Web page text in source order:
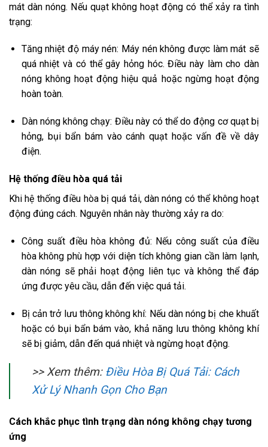
mát dàn nóng. Nếu quạt không hoạt động có thể xảy ra tình
trạng:
Tăng nhiệt độ máy nén: Máy nén không được làm mát sẽ
quá nhiệt và có thể gây hỏng hóc. Điều này làm cho dàn
nóng không hoạt động hiệu quả hoặc ngừng hoạt động
hoàn toàn.
Dàn nóng không chạy: Điều này có thể do động cơ quạt bị
hỏng, bụi bẩn bám vào cánh quạt hoặc vấn đề về dây
điện.
Hệ thống điều hòa quá tải
Khi hệ thống điều hòa bị quá tải, dàn nóng có thể không hoạt
động đúng cách. Nguyên nhân này thường xảy ra do:
Công suất điều hòa không đủ: Nếu công suất của điều
hòa không phù hợp với diện tích không gian cần làm lạnh,
dàn nóng sẽ phải hoạt động liên tục và không thể đáp
ứng được yêu cầu, dẫn đến việc quá tải.
Bị cản trở lưu thông không khí: Nếu dàn nóng bị che khuất
hoặc có bụi bẩn bám vào, khả năng lưu thông không khí
sẽ bị giảm, dẫn đến quá nhiệt và ngừng hoạt động.
>> Xem thêm: Điều Hòa Bị Quá Tải: Cách
Xử Lý Nhanh Gọn Cho Bạn
Cách khắc phục tình trạng dàn nóng không chạy tương
ứng